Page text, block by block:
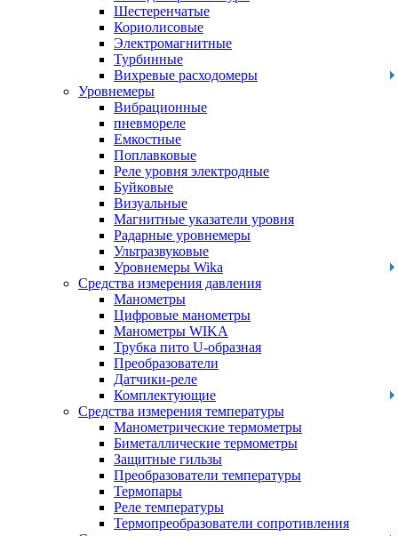
Шестеренчатые
Кориолисовые
Электромагнитные
Турбинные
Вихревые расходомеры
Уровнемеры
Вибрационные
пневмореле
Емкостные
Поплавковые
Реле уровня электродные
Буйковые
Визуальные
Магнитные указатели уровня
Радарные уровнемеры
Ультразвуковые
Уровнемеры Wika
Средства измерения давления
Манометры
Цифровые манометры
Манометры WIKA
Трубка пито U-образная
Преобразователи
Датчики-реле
Комплектующие
Средства измерения температуры
Манометрические термометры
Биметаллические термометры
Защитные гильзы
Преобразователи температуры
Термопары
Реле температуры
Термопреобразователи сопротивления